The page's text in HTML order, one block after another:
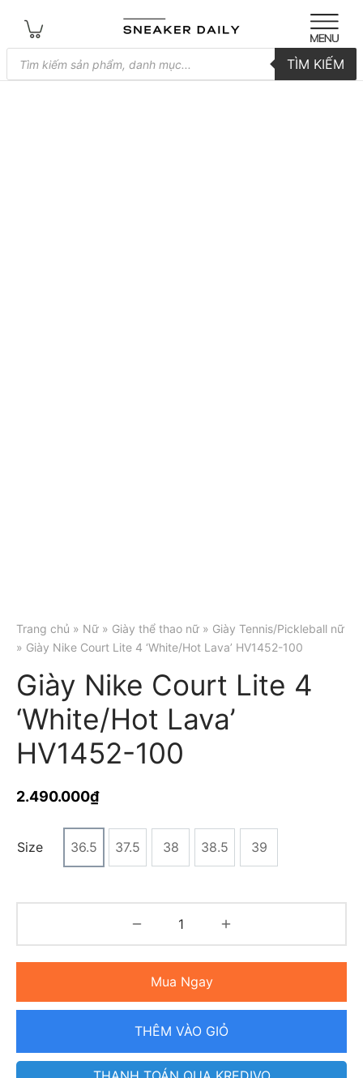
Tìm
kiếm
sản
TÌM KIẾM
Trang chủ » Nữ » Giày thể thao nữ » Giày Tennis/Pickleball nữ
» Giày Nike Court Lite 4 ‘White/Hot Lava’ HV1452-100
Giày Nike Court Lite 4
‘White/Hot Lava’
HV1452-100
2.490.000₫
Size 36.5 37.5 38 38.5 39
Mua Ngay
THÊM VÀO GIỎ